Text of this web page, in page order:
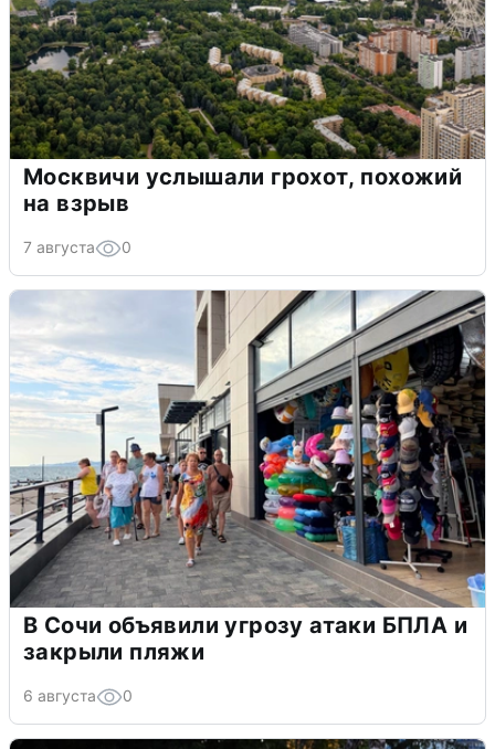
Москвичи услышали грохот, похожий
на взрыв
7 августа 0
В Сочи объявили угрозу атаки БПЛА и
закрыли пляжи
6 августа 0